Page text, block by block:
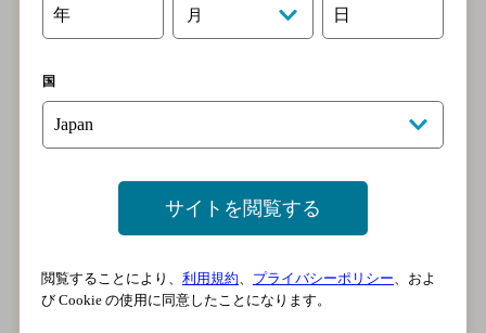
道後 金兵衛
[居酒屋]
アクセス
伊予鉄道城南線 道後温泉駅／伊予鉄道市駅
年 月 日
国
サイトを閲覧する
閲覧することにより、 利用規約 プライバシーポリシー 、およ
び Cookie の使用に同意したことになります。